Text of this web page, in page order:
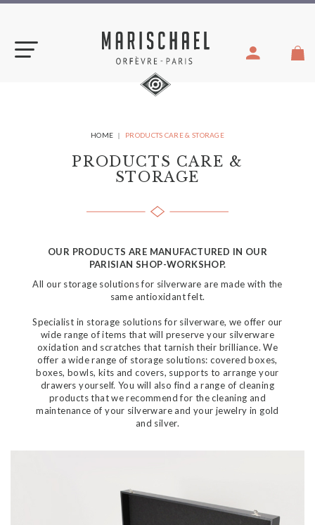
Skip
YOU
HERE:
HOME PRODUCTS CARE & STORAGE
PRODUCTS CARE &
STORAGE
OUR PRODUCTS ARE MANUFACTURED IN OUR
PARISIAN SHOP-WORKSHOP.
All our storage solutions for silverware are made with the
same antioxidant felt.
Specialist in storage solutions for silverware, we offer our
wide range of items that will preserve your silverware
oxidation and scratches that tarnish their brilliance. We
offer a wide range of storage solutions: covered boxes,
boxes, bowls, kits and covers, supports to arrange your
drawers yourself. You will also find a range of cleaning
products that we recommend for the cleaning and
maintenance of your silverware and your jewelry in gold
and silver.